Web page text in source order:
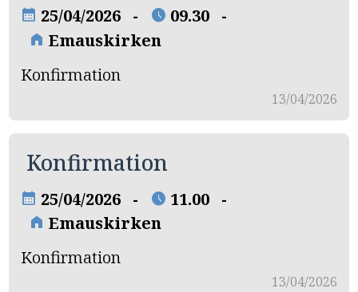
calendar_month 25/04/2026 - schedule 09.30 -
home Emauskirken
Konfirmation
13/04/2026
Konfirmation
calendar_month 25/04/2026 - schedule 11.00 -
home Emauskirken
Konfirmation
13/04/2026